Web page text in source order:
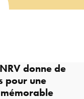
donne de
pour une